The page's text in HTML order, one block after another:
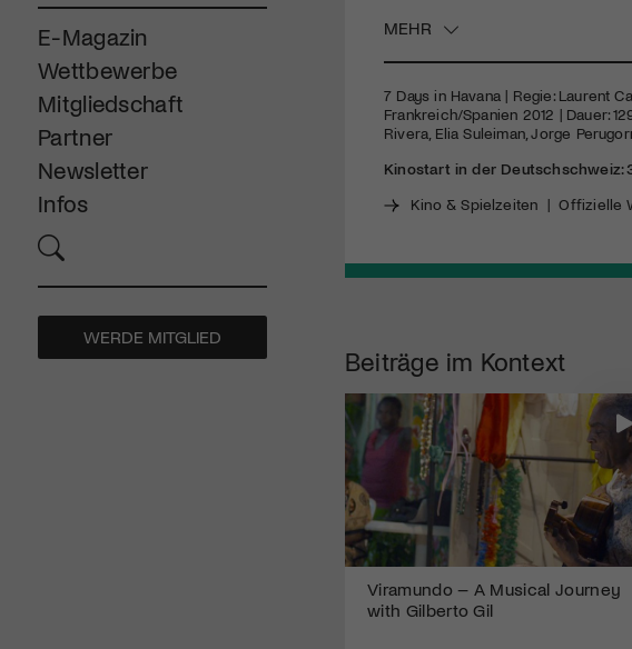
E-Magazin
Wettbewerbe
Mitgliedschaft
Partner
Newsletter
Infos
WERDE MITGLIED
MEHR
7 Days in Havana | Regie: Laurent
Frankreich/Spanien 2012 | Dauer:
Rivera, Elia Suleiman, Jorge
Kinostart in der Deutschschweiz:
Kino & Spielzeiten |Offizielle
Beiträge im Kontext
Viramundo – A Musical Journey
with Gilberto Gil